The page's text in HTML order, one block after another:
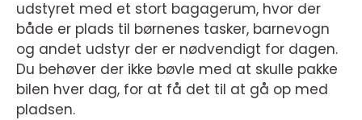
udstyret med et stort bagagerum, hvor der
både er plads til børnenes tasker, barnevogn
og andet udstyr der er nødvendigt for dagen.
Du behøver der ikke bøvle med at skulle pakke
bilen hver dag, for at få det til at gå op med
pladsen.